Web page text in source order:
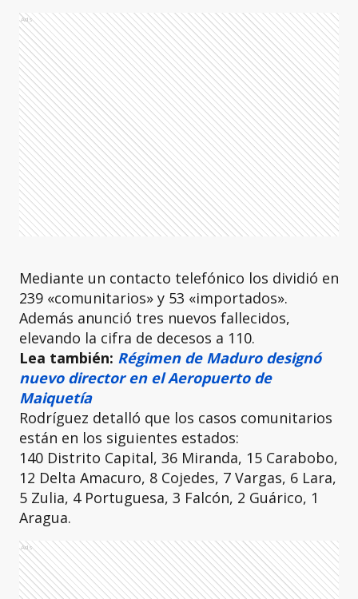
Ads
Mediante un contacto telefónico los dividió en
239 «comunitarios» y 53 «importados».
Además anunció tres nuevos fallecidos,
elevando la cifra de decesos a 110.
Lea también: Régimen de Maduro designó
nuevo director en el Aeropuerto de
Maiquetía
Rodríguez detalló que los casos comunitarios
están en los siguientes estados:
140 Distrito Capital, 36 Miranda, 15 Carabobo,
12 Delta Amacuro, 8 Cojedes, 7 Vargas, 6 Lara,
5 Zulia, 4 Portuguesa, 3 Falcón, 2 Guárico, 1
Aragua.
Ads